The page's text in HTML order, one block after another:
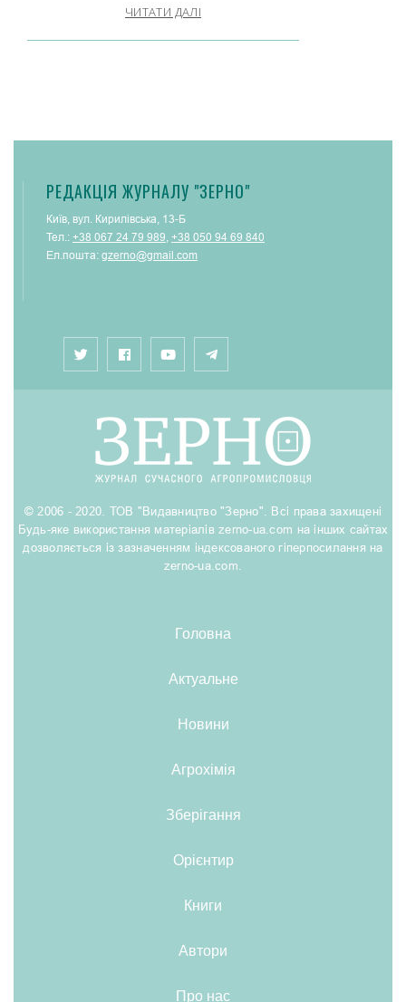
ЧИТАТИ ДАЛІ
РЕДАКЦІЯ ЖУРНАЛУ "ЗЕРНО"
Київ, вул. Кирилівська, 13-Б
Тел.: +38 067 24 79 989, +38 050 94 69 840
Ел.пошта: gzerno@gmail.com
© 2006 - 2020. ТОВ "Видавництво "Зерно". Всі права захищені
Будь-яке використання матеріалів zerno-ua.com на інших сайтах
дозволяється із зазначенням індексованого гіперпосилання на
zerno-ua.com.
Головна
Актуальне
Новини
Агрохімія
Зберігання
Орієнтир
Книги
Автори
Про нас